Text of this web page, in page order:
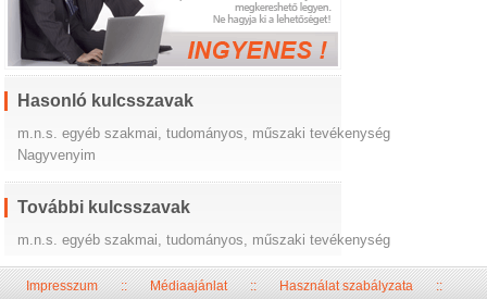
Hasonló kulcsszavak
m.n.s. egyéb szakmai, tudományos, műszaki tevékenység
Nagyvenyim
További kulcsszavak
m.n.s. egyéb szakmai, tudományos, műszaki tevékenység
Impresszum::Médiaajánlat::Használat szabályzata::